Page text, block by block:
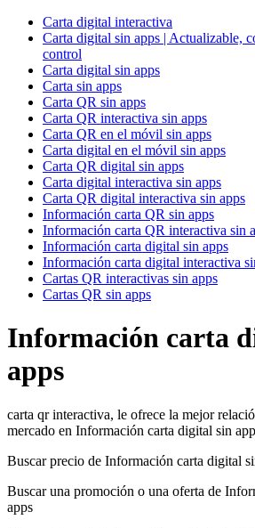
Carta digital interactiva
Carta digital sin apps | Actualizable,
control
Carta digital sin apps
Carta sin apps
Carta QR sin apps
Carta QR interactiva sin apps
Carta QR en el móvil sin apps
Carta digital en el móvil sin apps
Carta QR digital sin apps
Carta digital interactiva sin apps
Carta QR digital interactiva sin apps
Información carta QR sin apps
Información carta QR interactiva sin
Información carta digital sin apps
Información carta digital interactiva
Cartas QR interactivas sin apps
Cartas QR sin apps
Información carta
apps
carta qr interactiva, le ofrece la mejor
mercado en Información carta digital sin
Buscar precio de Información carta digital
Buscar una promoción o una oferta de
apps